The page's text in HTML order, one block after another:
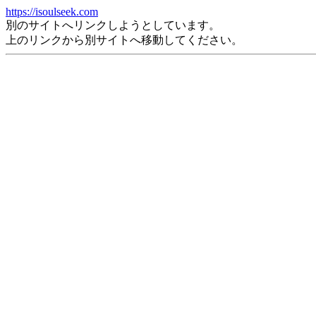
https://isoulseek.com
別のサイトへリンクしようとしています。
上のリンクから別サイトへ移動してください。